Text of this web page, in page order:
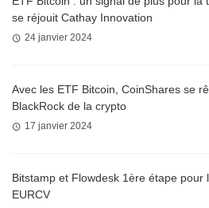
se réjouit Cathay Innovation
24 janvier 2024
Avec les ETF Bitcoin, CoinShares se
BlackRock de la crypto
17 janvier 2024
Bitstamp et Flowdesk 1ère étape pour
EURCV